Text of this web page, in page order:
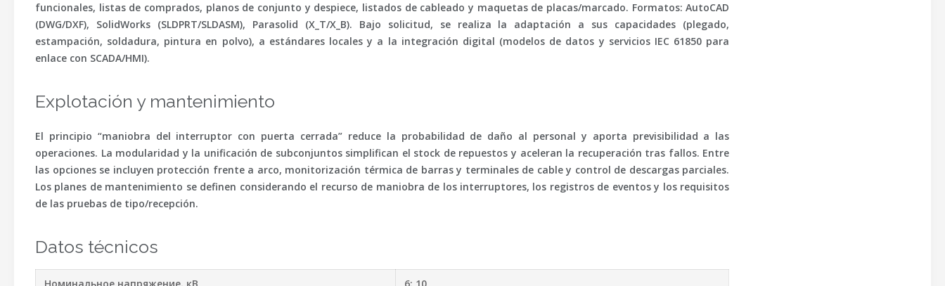
funcionales, listas de comprados, planos de conjunto y despiece, listados de cableado y maquetas de placas/marcado. Formatos:AutoCAD
(DWG/DXF), SolidWorks(SLDPRT/SLDASM), Parasolid (X_T/X_B). Bajo solicitud, se realiza la adaptación a sus capacidades (plegado,
estampación, soldadura, pintura en polvo), a estándares locales y a la integración digital (modelos de datos y servicios IEC 61850 para
enlace con SCADA/HMI).
Explotación y mantenimiento
El principio “maniobra del interruptor con puerta cerrada”reduce la probabilidad de daño al personal y aporta previsibilidad a las
operaciones. La modularidad y la unificación de subconjuntos simplifican el stock de repuestos y aceleran la recuperación tras fallos. Entre
las opciones se incluyen protección frente a arco, monitorización térmica de barras y terminales de cable y control de descargas parciales.
Los planes de mantenimiento se definen considerando el recurso de maniobra de los interruptores, los registros de eventos y los requisitos
de las pruebas de tipo/recepción.
Datos técnicos